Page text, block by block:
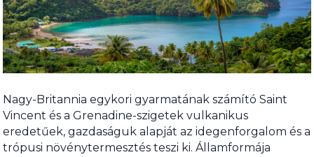
Nagy-Britannia egykori gyarmatának számító Saint
Vincent és a Grenadine-szigetek vulkanikus
eredetűek, gazdaságuk alapját az idegenforgalom és a
trópusi növénytermesztés teszi ki. Államformája